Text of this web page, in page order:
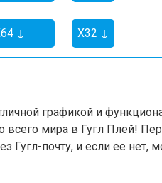
↓ X32 ↓
графикой и
мира в Гугл Плей!
Гугл-почту, и если ее